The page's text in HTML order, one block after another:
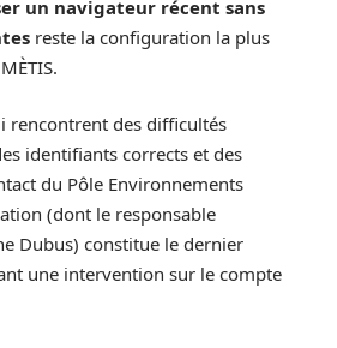
un navigateur récent sans
reste la configuration la plus
rencontrent des difficultés
identifiants corrects et des
du Pôle Environnements
(dont le responsable
Dubus) constitue le dernier
une intervention sur le compte